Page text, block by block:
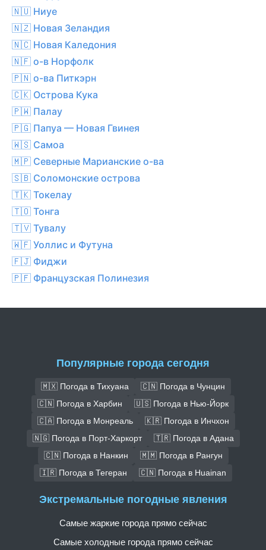
🇳🇺 Ниуе
🇳🇿 Новая Зеландия
🇳🇨 Новая Каледония
🇳🇫 о-в Норфолк
🇵🇳 о-ва Питкэрн
🇨🇰 Острова Кука
🇵🇼 Палау
🇵🇬 Папуа — Новая Гвинея
🇼🇸 Самоа
🇲🇵 Северные Марианские о-ва
🇸🇧 Соломонские острова
🇹🇰 Токелау
🇹🇴 Тонга
🇹🇻 Тувалу
🇼🇫 Уоллис и Футуна
🇫🇯 Фиджи
🇵🇫 Французская Полинезия
Популярные города сегодня
🇲🇽 Погода в Тихуана
🇨🇳 Погода в Чунцин
🇨🇳 Погода в Харбин
🇺🇸 Погода в Нью-Йорк
🇨🇦 Погода в Монреаль
🇰🇷 Погода в Инчхон
🇳🇬 Погода в Порт-Харкорт
🇹🇷 Погода в Адана
🇨🇳 Погода в Нанкин
🇲🇲 Погода в Рангун
🇮🇷 Погода в Тегеран
🇨🇳 Погода в Huainan
Экстремальные погодные явления
Самые жаркие города прямо сейчас
Самые холодные города прямо сейчас